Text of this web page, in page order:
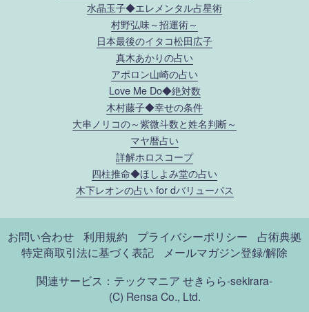
水晶玉子◆エレメンタル占星術
村野弘味～招運術～
日本最後のイタコ松田広子
真木あかりの占い
アポロン山崎の占い
Love Me Do◆絶対数
木村藤子◆幸せの条件
大串ノリコの～紫微斗数と姓名判断～
マヤ暦占い
詳解ホロスコープ
四柱推命◆ほしよみ堂の占い
木下レオンの占い for dバリューパス
お問い合わせ 利用規約 プライバシーポリシー
占術典拠
特定商取引法に基づく表記
メールマガジン登録/解除
関連サービス：テックマニア せきらら-sekirara-
(C) Rensa Co., Ltd.